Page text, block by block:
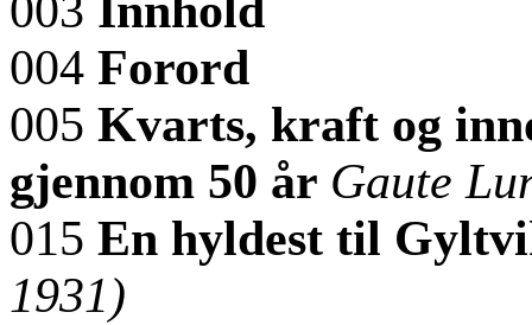
004 Forord
005 Kvarts, kraft og
gjennom 50 år Gaute
015 En hyldest til
1931)